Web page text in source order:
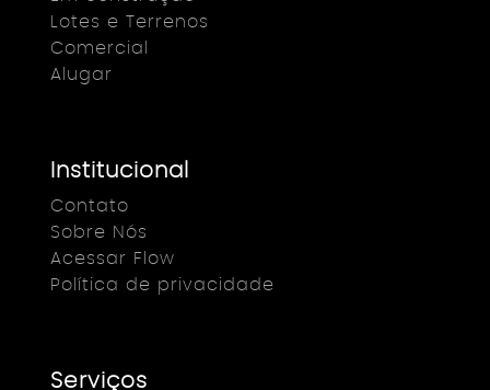
Lotes e Terrenos
Comercial
Alugar
Institucional
Contato
Sobre Nós
Acessar Flow
Política de privacidade
Serviços